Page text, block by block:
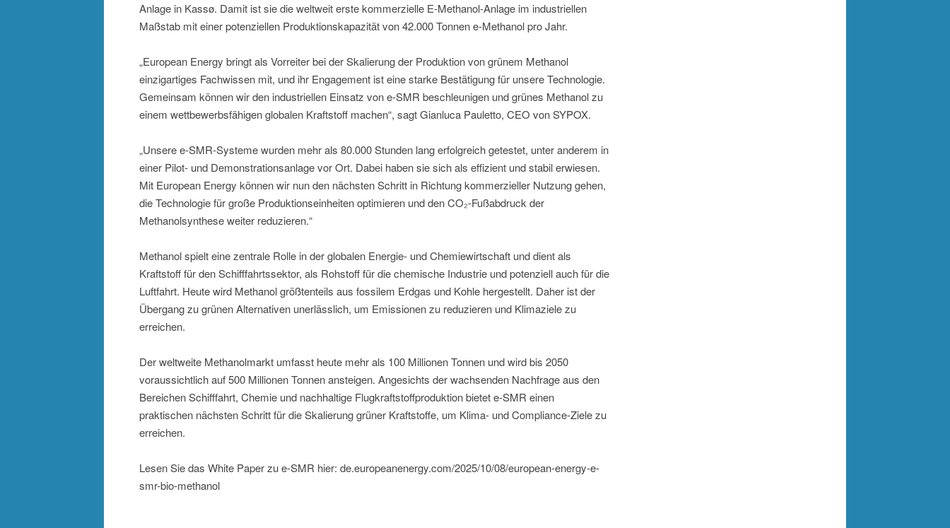
Anlage in Kassø. Damit ist sie die weltweit erste kommerzielle E-Methanol-Anlage im industriellen
Maßstab mit einer potenziellen Produktionskapazität von 42.000 Tonnen e-Methanol pro Jahr.
„European Energy bringt als Vorreiter bei der Skalierung der Produktion von grünem Methanol
einzigartiges Fachwissen mit, und ihr Engagement ist eine starke Bestätigung für unsere Technologie.
Gemeinsam können wir den industriellen Einsatz von e-SMR beschleunigen und grünes Methanol zu
einem wettbewerbsfähigen globalen Kraftstoff machen“, sagt Gianluca Pauletto, CEO von SYPOX.
„Unsere e-SMR-Systeme wurden mehr als 80.000 Stunden lang erfolgreich getestet, unter anderem in
einer Pilot- und Demonstrationsanlage vor Ort. Dabei haben sie sich als effizient und stabil erwiesen.
Mit European Energy können wir nun den nächsten Schritt in Richtung kommerzieller Nutzung gehen,
die Technologie für große Produktionseinheiten optimieren und den CO₂-Fußabdruck der
Methanolsynthese weiter reduzieren.“
Methanol spielt eine zentrale Rolle in der globalen Energie- und Chemiewirtschaft und dient als
Kraftstoff für den Schifffahrtssektor, als Rohstoff für die chemische Industrie und potenziell auch für die
Luftfahrt. Heute wird Methanol größtenteils aus fossilem Erdgas und Kohle hergestellt. Daher ist der
Übergang zu grünen Alternativen unerlässlich, um Emissionen zu reduzieren und Klimaziele zu
erreichen.
Der weltweite Methanolmarkt umfasst heute mehr als 100 Millionen Tonnen und wird bis 2050
voraussichtlich auf 500 Millionen Tonnen ansteigen. Angesichts der wachsenden Nachfrage aus den
Bereichen Schifffahrt, Chemie und nachhaltige Flugkraftstoffproduktion bietet e-SMR einen
praktischen nächsten Schritt für die Skalierung grüner Kraftstoffe, um Klima- und Compliance-Ziele zu
erreichen.
Lesen Sie das White Paper zu e-SMR hier: de.europeanenergy.com/2025/10/08/european-energy-e-
smr-bio-methanol